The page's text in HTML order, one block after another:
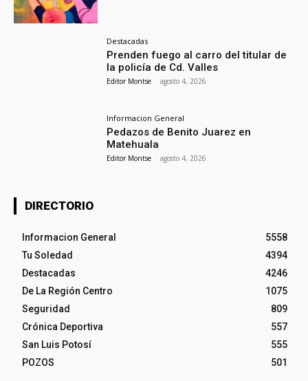
Destacadas
Prenden fuego al carro del titular de
la policía de Cd. Valles
Editor Montse - agosto 4, 2026
Informacion General
Pedazos de Benito Juarez en
Matehuala
Editor Montse - agosto 4, 2026
DIRECTORIO
Informacion General
5558
Tu Soledad
4394
Destacadas
4246
De La Región Centro
1075
Seguridad
809
Crónica Deportiva
557
San Luis Potosí
555
POZOS
501